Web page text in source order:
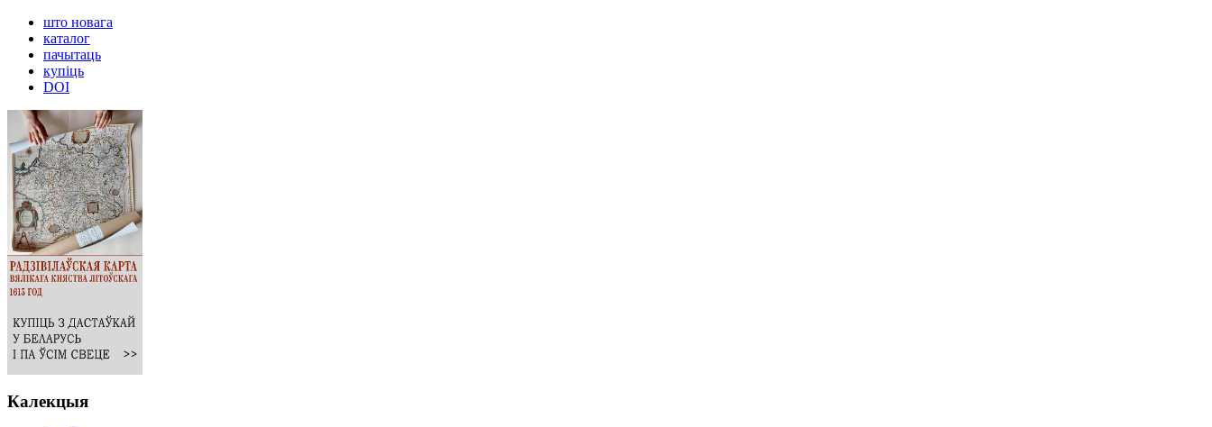
што новага
каталог
пачытаць
купіць
DOI
Калекцыя